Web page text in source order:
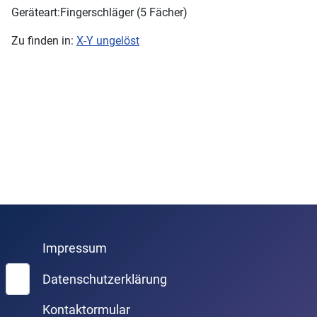
Geräteart:Fingerschläger (5 Fächer)
Zu finden in: X-Y ungelöst
Suchen
Impressum
Datenschutzerklärung
Kontaktormular